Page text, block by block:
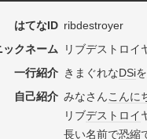
はてなID ribdestroyer
ックネーム
リブデストロイ
一行紹介 きまぐれなDSi
自己紹介 みなさんこんに
リブデストロイ
長い名前で恐縮